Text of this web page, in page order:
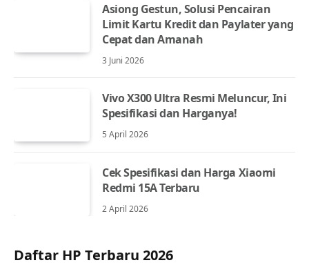
Asiong Gestun, Solusi Pencairan
Limit Kartu Kredit dan Paylater yang
Cepat dan Amanah
3 Juni 2026
Vivo X300 Ultra Resmi Meluncur, Ini
Spesifikasi dan Harganya!
5 April 2026
Cek Spesifikasi dan Harga Xiaomi
Redmi 15A Terbaru
2 April 2026
Daftar HP Terbaru 2026